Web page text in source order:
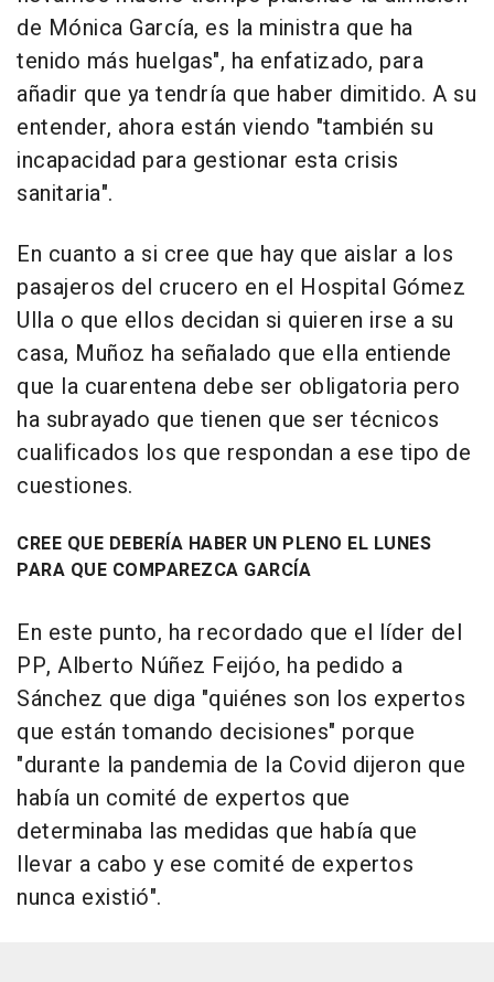
de Mónica García, es la ministra que ha
tenido más huelgas", ha enfatizado, para
añadir que ya tendría que haber dimitido. A su
entender, ahora están viendo "también su
incapacidad para gestionar esta crisis
sanitaria".
En cuanto a si cree que hay que aislar a los
pasajeros del crucero en el Hospital Gómez
Ulla o que ellos decidan si quieren irse a su
casa, Muñoz ha señalado que ella entiende
que la cuarentena debe ser obligatoria pero
ha subrayado que tienen que ser técnicos
cualificados los que respondan a ese tipo de
cuestiones.
CREE QUE DEBERÍA HABER UN PLENO EL LUNES
PARA QUE COMPAREZCA GARCÍA
En este punto, ha recordado que el líder del
PP, Alberto Núñez Feijóo, ha pedido a
Sánchez que diga "quiénes son los expertos
que están tomando decisiones" porque
"durante la pandemia de la Covid dijeron que
había un comité de expertos que
determinaba las medidas que había que
llevar a cabo y ese comité de expertos
nunca existió".